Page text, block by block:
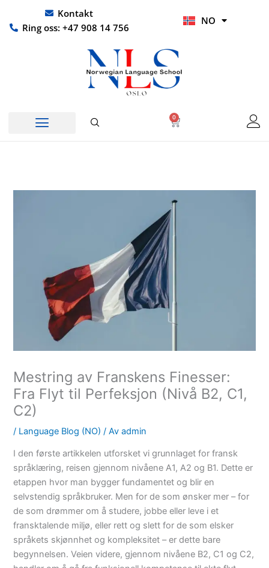
rett
Kontakt
Ring oss: +47 908 14 756
NO
HI
0
Handlekurv
Mestring av Franskens Finesser:
Fra Flyt til Perfeksjon (Nivå B2, C1,
C2)
/ Language Blog (NO) / Av admin
I den første artikkelen utforsket vi grunnlaget for fransk
språklæring, reisen gjennom nivåene A1, A2 og B1. Dette er
etappen hvor man bygger fundamentet og blir en
selvstendig språkbruker. Men for de som ønsker mer – for
de som drømmer om å studere, jobbe eller leve i et
fransktalende miljø, eller rett og slett for de som elsker
språkets skjønnhet og kompleksitet – er dette bare
begynnelsen. Veien videre, gjennom nivåene B2, C1 og C2,